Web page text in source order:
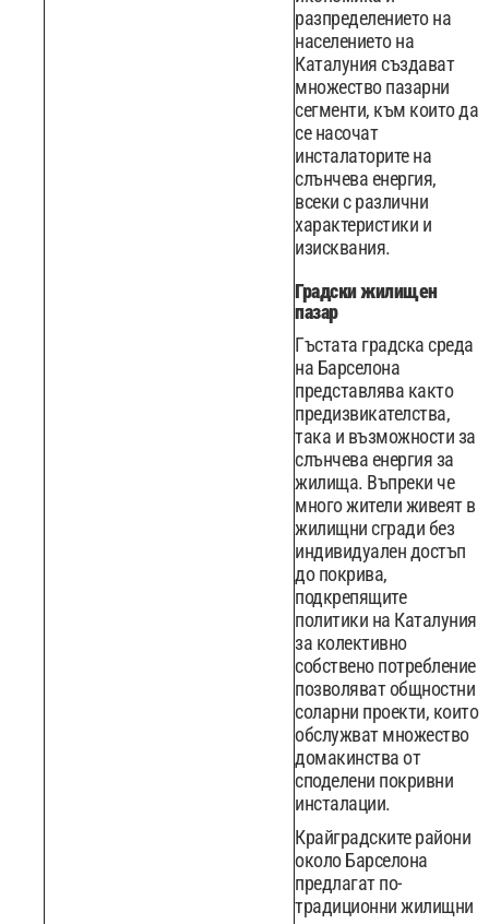
разпределението на
населението на
Каталуния създават
множество пазарни
сегменти, към които да
се насочат
инсталаторите на
слънчева енергия,
всеки с различни
характеристики и
изисквания.
Градски жилищен
пазар
Гъстата градска среда
на Барселона
представлява както
предизвикателства,
така и възможности за
слънчева енергия за
жилища. Въпреки че
много жители живеят в
жилищни сгради без
индивидуален достъп
до покрива,
подкрепящите
политики на Каталуния
за колективно
собствено потребление
позволяват общностни
соларни проекти, които
обслужват множество
домакинства от
споделени покривни
инсталации.
Крайградските райони
около Барселона
предлагат по-
традиционни жилищни